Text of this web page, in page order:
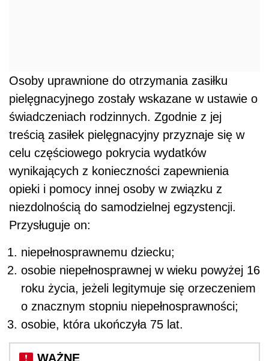
Osoby uprawnione do otrzymania zasiłku
pielęgnacyjnego zostały wskazane w ustawie o
świadczeniach rodzinnych. Zgodnie z jej
treścią zasiłek pielęgnacyjny przyznaje się w
celu częściowego pokrycia wydatków
wynikających z konieczności zapewnienia
opieki i pomocy innej osoby w związku z
niezdolnością do samodzielnej egzystencji.
Przysługuje on:
niepełnosprawnemu dziecku;
osobie niepełnosprawnej w wieku powyżej 16
roku życia, jeżeli legitymuje się orzeczeniem
o znacznym stopniu niepełnosprawności;
osobie, która ukończyła 75 lat.